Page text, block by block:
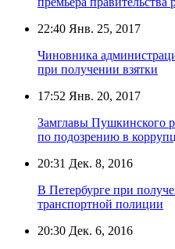
22:40 Янв. 25, 2017
Чиновника
при получении взятки
17:52 Янв. 20, 2017
Замглавы Пушкинского
по подозрению в
20:31 Дек. 8, 2016
В Петербурге при
транспортной полиции
20:30 Дек. 6, 2016